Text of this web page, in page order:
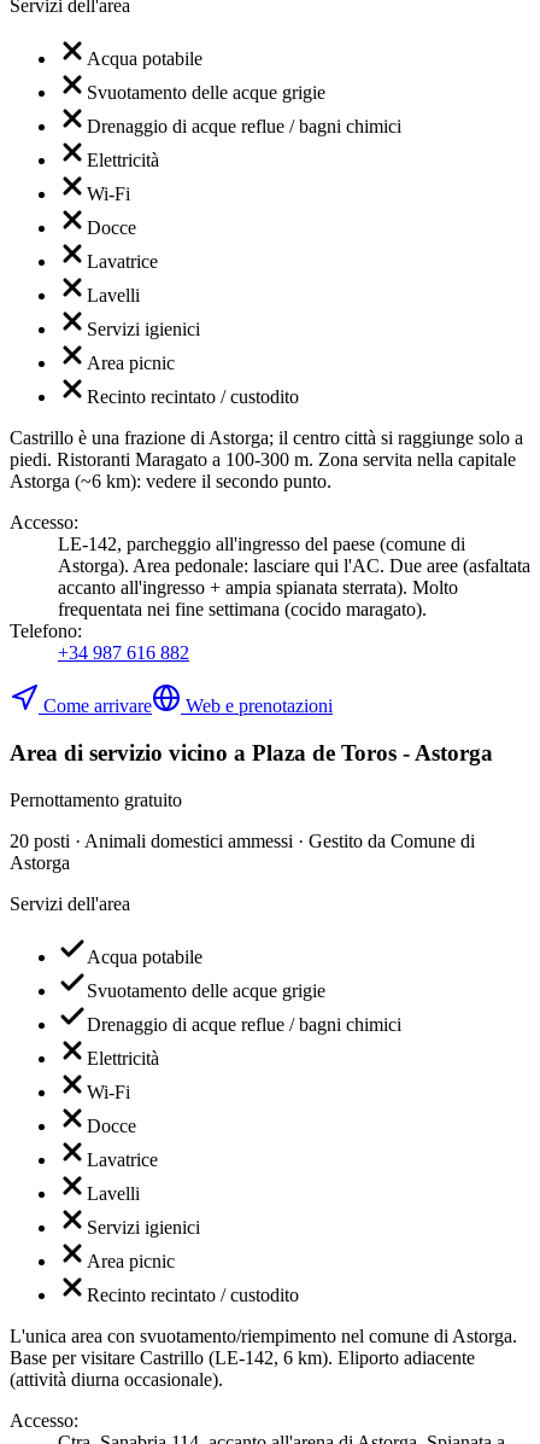
Servizi dell'area
Acqua potabile
Svuotamento delle acque grigie
Drenaggio di acque reflue / bagni chimici
Elettricità
Wi-Fi
Docce
Lavatrice
Lavelli
Servizi igienici
Area picnic
Recinto recintato / custodito
Castrillo è una frazione di Astorga; il centro città si raggiunge solo a
piedi. Ristoranti Maragato a 100-300 m. Zona servita nella capitale
Astorga (~6 km): vedere il secondo punto.
Accesso:
LE-142, parcheggio all'ingresso del paese (comune di
Astorga). Area pedonale: lasciare qui l'AC. Due aree (asfaltata
accanto all'ingresso + ampia spianata sterrata). Molto
frequentata nei fine settimana (cocido maragato).
Telefono:
+34 987 616 882
Come arrivare Web e prenotazioni
Area di servizio vicino a Plaza de Toros - Astorga
Pernottamento gratuito
20 posti · Animali domestici ammessi · Gestito da Comune di
Astorga
Servizi dell'area
Acqua potabile
Svuotamento delle acque grigie
Drenaggio di acque reflue / bagni chimici
Elettricità
Wi-Fi
Docce
Lavatrice
Lavelli
Servizi igienici
Area picnic
Recinto recintato / custodito
L'unica area con svuotamento/riempimento nel comune di Astorga.
Base per visitare Castrillo (LE-142, 6 km). Eliporto adiacente
(attività diurna occasionale).
Accesso: